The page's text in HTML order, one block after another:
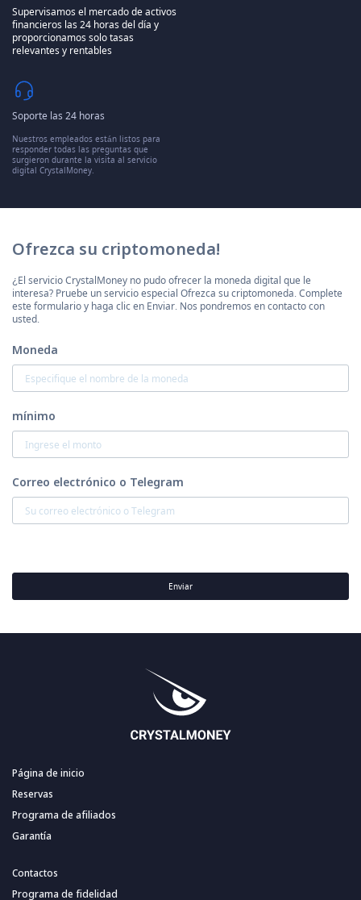
Supervisamos el mercado de activos
financieros las 24 horas del día y
proporcionamos solo tasas
relevantes y rentables
Soporte las 24 horas
Nuestros empleados están listos para
responder todas las preguntas que
surgieron durante la visita al servicio
digital CrystalMoney.
Ofrezca su criptomoneda!
¿El servicio CrystalMoney no pudo ofrecer la moneda digital que le
interesa? Pruebe un servicio especial Ofrezca su criptomoneda. Complete
este formulario y haga clic en Enviar. Nos pondremos en contacto con
usted.
Moneda
mínimo
Correo electrónico o Telegram
Enviar
Página de inicio
Reservas
Programa de afiliados
Garantía
Contactos
Programa de fidelidad